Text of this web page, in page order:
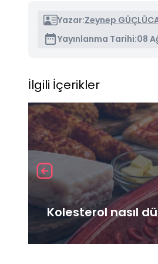
Yazar:Zeynep
Yayınlanma Tarihi:08
İlgili İçerikler
Kolesterol nasıl